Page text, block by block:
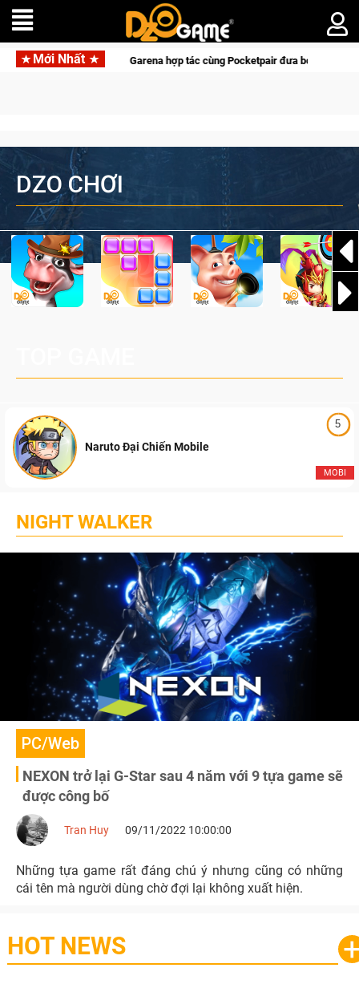
Mới Nhất Garena hợp tác cùng Pocketpair đưa bom tấn săn thú sinh
DZO CHƠI
5
MOBI
Naruto Đại Chiến Mobile
NIGHT WALKER
PC/Web
NEXON trở lại G-Star sau 4 năm với 9 tựa game sẽ
được công bố
Tran Huy 09/11/2022 10:00:00
Những tựa game rất đáng chú ý nhưng cũng có những
cái tên mà người dùng chờ đợi lại không xuất hiện.
HOT NEWS